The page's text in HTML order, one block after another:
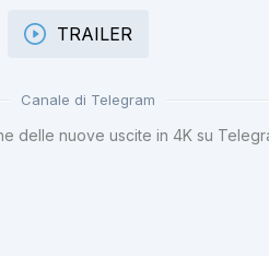
TRAILER
Canale di Telegram
delle nuove uscite in 4K su